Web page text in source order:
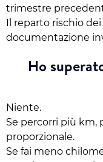
trimestre
Il reparto rischio
documentazione
Ho
Niente.
Se percorri più km,
proporzionale.
Se fai meno